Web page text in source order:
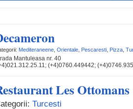
Mediteraneene Orientale Pescaresti Pizza
Mantuleasa nr. 40
(+4)0760.449442;
Les Ottomans
Turcesti